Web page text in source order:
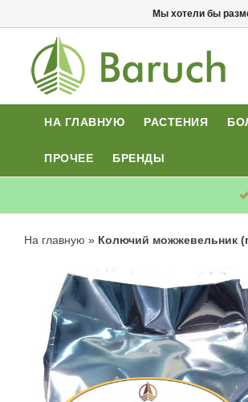
НА ГЛАВНУЮ РАСТЕНИЯ
ПРОЧЕЕ БРЕНДЫ
На главную » Колючий можжевельник
Мы хотели бы